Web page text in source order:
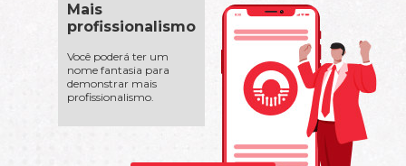
Mais
profissionalismo
Você poderá ter um
nome fantasia para
demonstrar mais
profissionalismo.